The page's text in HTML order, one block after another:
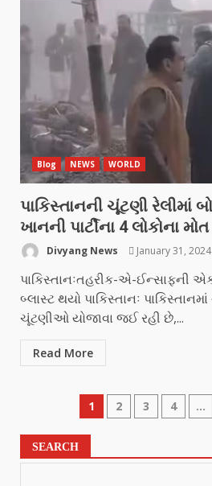
Blog NEWS WORLD
પાકિસ્તાનની ચૂંટણી રેલીમાં
ખાનની પાર્ટીના 4 લોકોના મોત
Divyang News January 31, 2024
પાકિસ્તાનઃતહરીક-એ-ઈન્સાફની એક
બ્લાસ્ટ થયો પાકિસ્તાનઃ
ચૂંટણીઓ યોજાવા જઈ રહી છે,...
Read More
1 2 3 4 …
SEARCH